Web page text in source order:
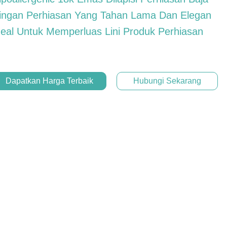
Perhiasan Yang Tahan Lama Dan Elegan
Untuk Memperluas Lini Produk Perhiasan
Dapatkan Harga Terbaik Hubungi Sekarang